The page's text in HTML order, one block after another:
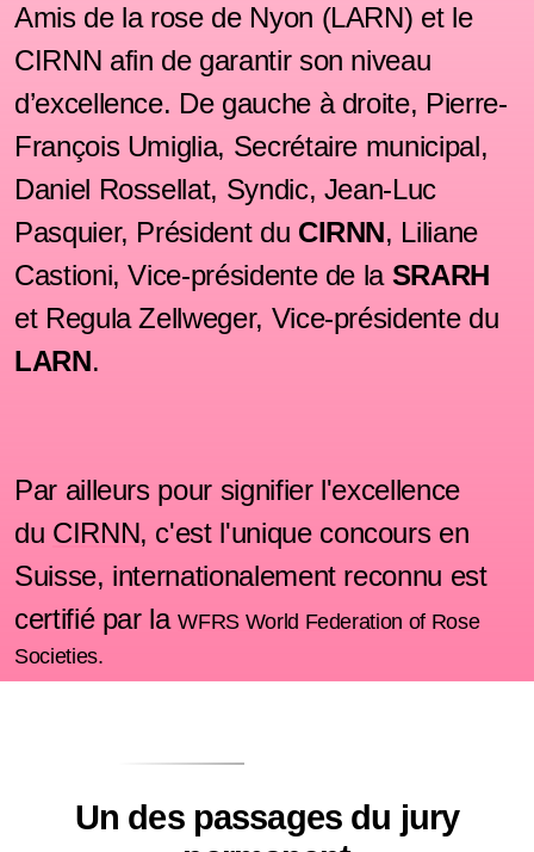
Amis de la rose de Nyon (LARN) et le
CIRNN afin de garantir son niveau
d’excellence. De gauche à droite, Pierre-
François Umiglia, Secrétaire municipal,
Daniel Rossellat, Syndic, Jean-Luc
Pasquier, Président du CIRNN, Liliane
Castioni, Vice-présidente de la SRARH
et Regula Zellweger, Vice-présidente du
LARN.
Par ailleurs pour signifier l'excellence
du CIRNN, c'est l'unique concours en
Suisse, internationalement reconnu est
certifié par laWFRS World Federation of Rose
Societies.
Un des passages du jury